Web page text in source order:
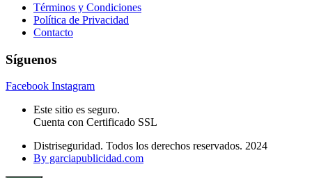
Términos y Condiciones
Política de Privacidad
Contacto
Síguenos
Facebook Instagram
Este sitio es seguro.
Cuenta con Certificado SSL
Distriseguridad. Todos los derechos reservados. 2024
By garciapublicidad.com